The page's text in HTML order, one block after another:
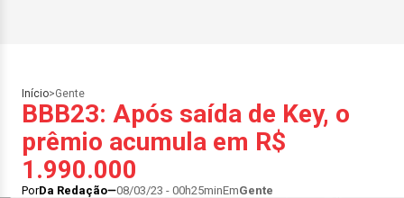
Início>Gente
BBB23: Após saída de Key, o
prêmio acumula em R$
1.990.000
PorDa Redação 08/03/23 - 00h25minEmGente